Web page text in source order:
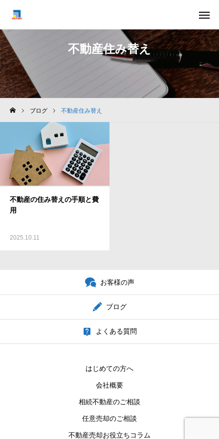
不動産住み替え
ブログ 不動産住み替え
不動産の住み替えの手順と費
用
2025.10.11
お客様の声
ブログ
よくある質問
はじめての方へ
会社概要
相続不動産のご相談
任意売却のご相談
不動産売却お役立ちコラム
はじめての方へ お問い合わせ
不動産売却お役立ちコラム
相続不動産のご相談
任意売却のご相談
会社概要
よくある質問